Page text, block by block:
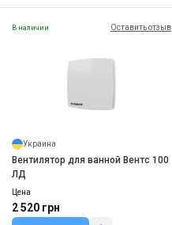
В наличии Оставить отзыв
Украина
Вентилятор для ванной Вентс 100
ЛД
Цена
2 520 грн